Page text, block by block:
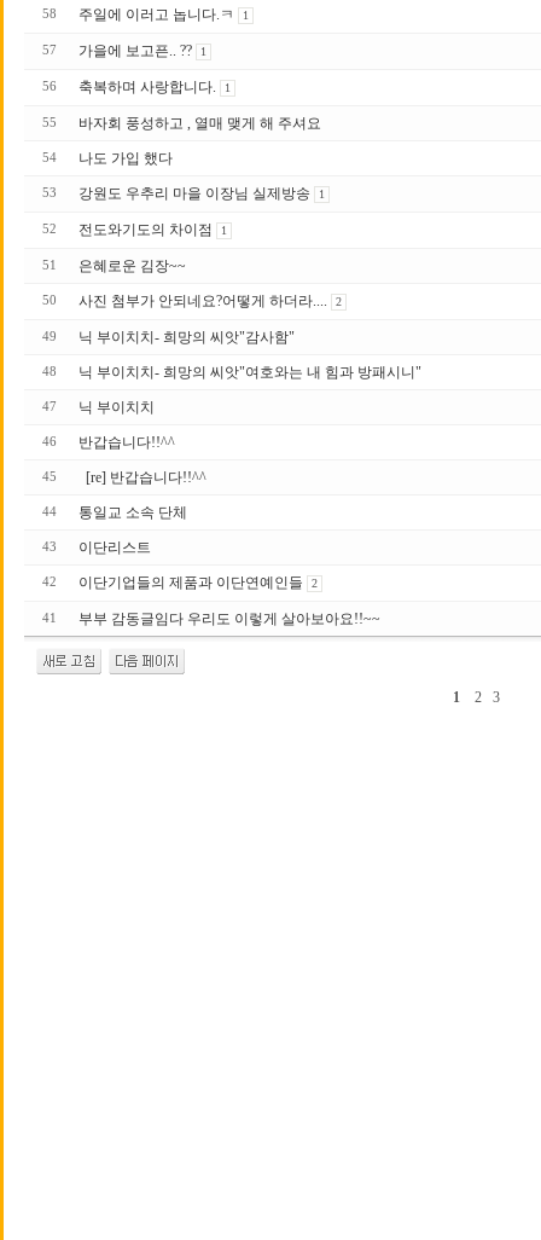
58 주일에 이러고 놉니다.ㅋ 1
57 가을에 보고픈.. ?? 1
56 축복하며 사랑합니다. 1
55 바자회 풍성하고 , 열매 맺게 해 주셔요
54 나도 가입 했다
53 강원도 우추리 마을 이장님 실제방송 1
52 전도와기도의 차이점 1
51 은혜로운 김장~~
50 사진 첨부가 안되네요?어떻게 하더라.... 2
49 닉 부이치치- 희망의 씨앗"감사함"
48 닉 부이치치- 희망의 씨앗"여호와는 내 힘과 방패시니"
47 닉 부이치치
46 반갑습니다!!^^
45 [re] 반갑습니다!!^^
44 통일교 소속 단체
43 이단리스트
42 이단기업들의 제품과 이단연예인들 2
41 부부 감동글임다 우리도 이렇게 살아보아요!!~~
1 2 3